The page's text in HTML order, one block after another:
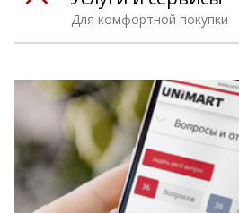
Для комфортной покупки